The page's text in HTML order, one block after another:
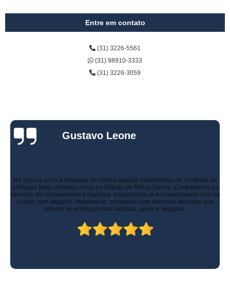
Entre em contato
(31) 3226-5561
(31) 98910-3333
(31) 3226-3059
Gustavo Leone
Há alguns anos a empresa de minha esposa necessitava de controlar as
entregas tanto urbanas como no Estado de Minas Gerais. Contratamos os
serviços de rastreamento e logística. Inicialmente já economizamos com os
custos com seguros. Atualmente, contamos com diversos recursos que
tornam as entregas mais rápidas, ágeis e seguras.